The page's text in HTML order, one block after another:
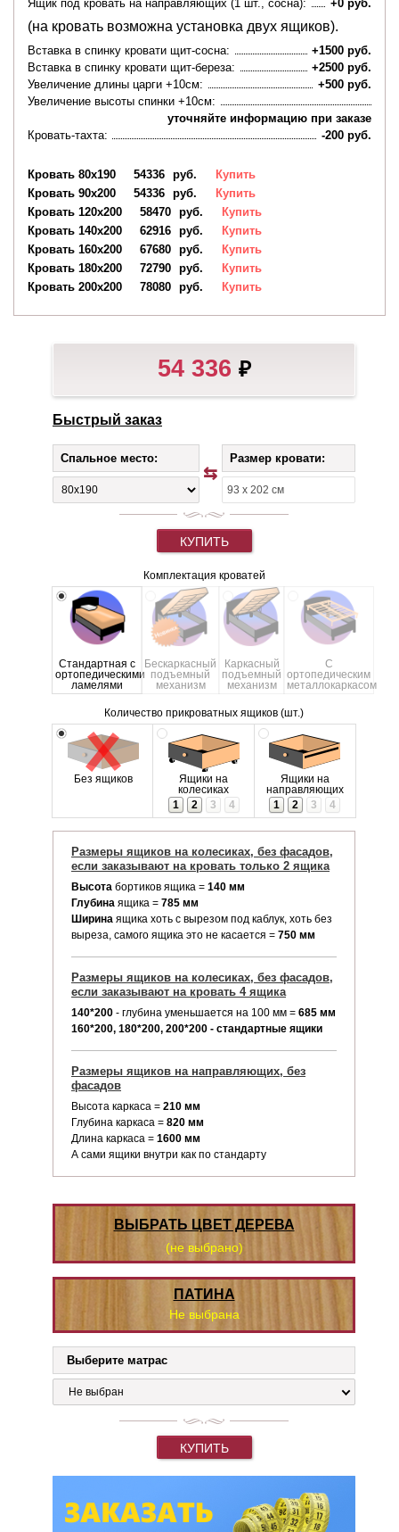
Ящик под кровать на направляющих (1 шт., сосна):
+0 руб.
(на кровать возможна установка двух ящиков).
Вставка в спинку кровати щит-сосна:
+1500 руб.
Вставка в спинку кровати щит-береза:
+2500 руб.
Увеличение длины царги +10см:
+500 руб.
Увеличение высоты спинки +10см:
уточняйте информацию при заказе
Кровать-тахта:
-200 руб.
Кровать 80х190 54336 руб.
Купить
Кровать 90х200
54336 руб.
Купить
Кровать 120х200
58470 руб.
Купить
Кровать 140х200
62916 руб.
Купить
Кровать 160х200
67680 руб.
Купить
Кровать 180х200
72790 руб.
Купить
Кровать 200х200
78080 руб. Купить
54 336 ₽
Быстрый заказ
Спальное место: Размер кровати:
КУПИТЬ
Комплектация кроватей
Стандартная с
ортопедическими
ламелями
Бескаркасный
подъемный
механизм
Каркасный
подъемный
механизм
С
ортопедическим
металлокаркасом
Количество прикроватных ящиков (шт.)
Без ящиков
Ящики на
колесиках
1
2 3 4
Ящики на
направляющих
1
2 3 4
Размеры ящиков на колесиках, без фасадов,
если заказывают на кровать только 2 ящика
Высота бортиков ящика = 140 мм
Глубина ящика = 785 мм
Ширина ящика хоть с вырезом под каблук, хоть без
выреза, самого ящика это не касается = 750 мм
Размеры ящиков на колесиках, без фасадов,
если заказывают на кровать 4 ящика
140*200 - глубина уменьшается на 100 мм = 685 мм
160*200, 180*200, 200*200 - стандартные ящики
Размеры ящиков на направляющих, без
фасадов
Высота каркаса = 210 мм
Глубина каркаса = 820 мм
Длина каркаса = 1600 мм
А сами ящики внутри как по стандарту
ВЫБРАТЬ ЦВЕТ ДЕРЕВА
(не выбрано)
ПАТИНА
Не выбрана
Выберите матрас
Не выбран
КУПИТЬ